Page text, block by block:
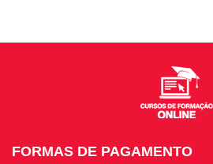
FORMAS DE PAGAMENTO